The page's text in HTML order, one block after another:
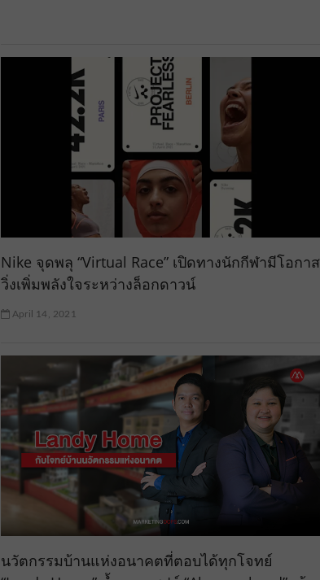
Nike จุดพลุ “Virtual Race” เปิดทางนักกีฬามีโอกาส
วิ่งเพิ่มพลังใจระหว่างล็อกดาวน์
April 14, 2021
นวัตกรรมบ้านแห่งอนาคตที่ตอบได้ทุกโจทย์